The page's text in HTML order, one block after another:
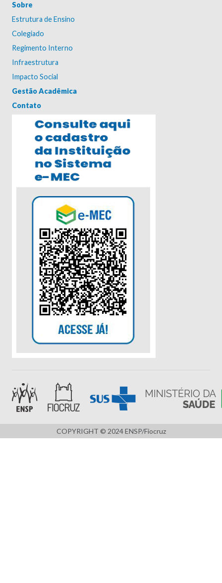
Sobre
Estrutura de Ensino
Colegiado
Regimento Interno
Infraestrutura
Impacto Social
Gestão Acadêmica
Contato
COPYRIGHT © 2024 ENSP/Fiocruz